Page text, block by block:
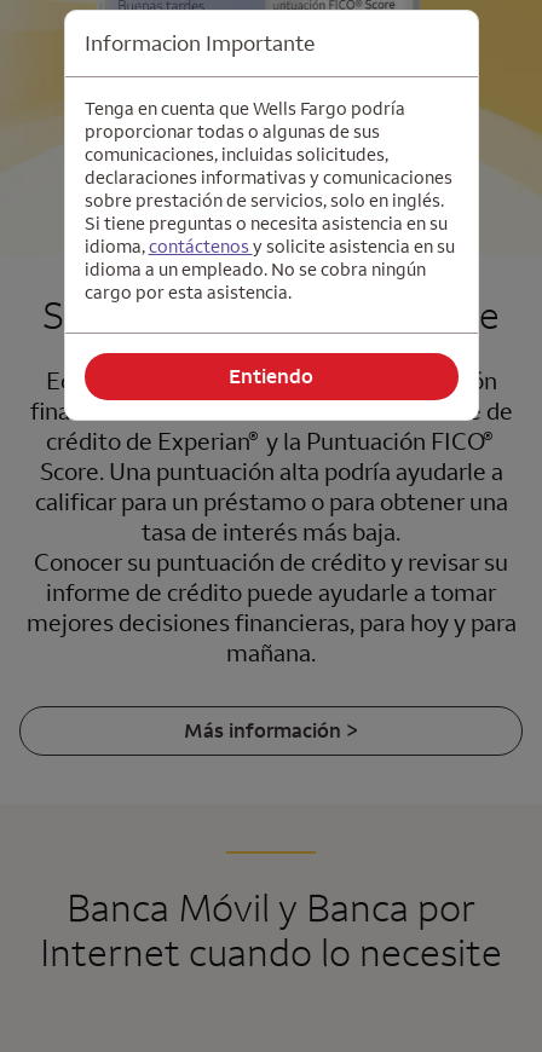
Su Puntuación Score
Eche un vistazo más de cerca a su situación
financiera con la información de su informe de
crédito de Experian® y la Puntuación FICO®
Score. Una puntuación alta podría ayudarle a
calificar para un préstamo o para obtener una
tasa de interés más baja.
Conocer su puntuación de crédito y revisar su
informe de crédito puede ayudarle a tomar
mejores decisiones financieras, para hoy y para
mañana.
Más información >
Banca Móvil y Banca por
Internet cuando lo necesite
Informacion Importante
Tenga en cuenta que Wells Fargo podría
proporcionar todas o algunas de sus
comunicaciones, incluidas solicitudes,
declaraciones informativas y comunicaciones
sobre prestación de servicios, solo en inglés.
Si tiene preguntas o necesita asistencia en su
idioma,contáctenosy solicite asistencia en su
idioma a un empleado. No se cobra ningún
cargo por esta asistencia.
Entiendo